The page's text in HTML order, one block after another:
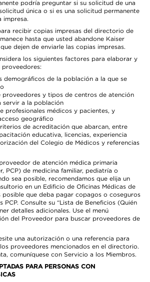
podría preguntar si su solicitud de una
única o si es una solicitud permanente
impresa.
recibir copias impresas del directorio de
hasta que usted abandone Kaiser
dejen de enviarle las copias impresas.
los siguientes factores para elaborar y
proveedores:
demográficos de la población a la que se
proveedores y tipos de centros de atención
servir a la población
profesionales médicos y pacientes, y
geográfico
de acreditación que abarcan, entre
educativa, licencias, experiencia
del Colegio de Médicos y referencias
de atención médica primaria
PCP) de medicina familiar, pediatría o
sea posible, recomendamos que elija un
en un Edificio de Oficinas Médicas de
posible que deba pagar copagos o coseguros
PCP. Consulte su “Lista de Beneficios (Quién
detalles adicionales. Use el menú
del Proveedor para buscar proveedores de
una autorización o una referencia para
proveedores mencionados en el directorio.
comuníquese con Servicio a los Miembros.
PARA PERSONAS CON